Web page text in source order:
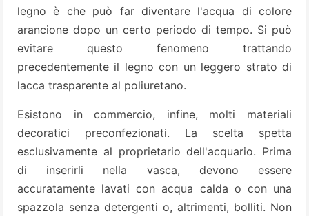
legno è che può far diventare l'acqua di colore
arancione dopo un certo periodo di tempo. Si può
evitare questo fenomeno trattando
precedentemente il legno con un leggero strato di
lacca trasparente al poliuretano.
Esistono in commercio, infine, molti materiali
decoratici preconfezionati. La scelta spetta
esclusivamente al proprietario dell'acquario. Prima
di inserirli nella vasca, devono essere
accuratamente lavati con acqua calda o con una
spazzola senza detergenti o, altrimenti, bolliti. Non